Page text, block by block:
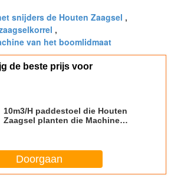
snijders de Houten Zaagsel ,
,
van het boomlidmaat
de beste prijs voor
10m3/H paddestoel die Houten
Zaagsel planten die Machine
Doorgaan